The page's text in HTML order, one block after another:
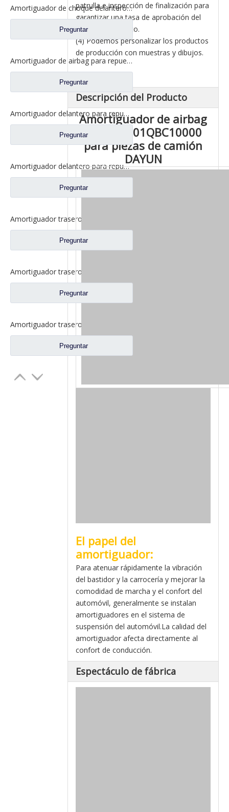
Amortiguador de choque delantero del airbag para los recambios 50H08-01028 del camión CAMC
Preguntar
Amortiguador de airbag para repuestos de camiones BPW 1V8619
Preguntar
Amortiguador delantero para repuestos de camiones CAMC 50H08-01028A
Preguntar
Amortiguador delantero para repuestos de camiones CAMC 50A-05014
Preguntar
Preguntar
Preguntar
Preguntar
patrulla e inspección de finalización para
garantizar una tasa de aprobación del
100% del producto.
(4) Podemos personalizar los productos
de producción con muestras y dibujos.
Descripción del Producto
Amortiguador de airbag
trasero 501QBC10000
para piezas de camión
DAYUN
El papel del
amortiguador:
Para atenuar rápidamente la vibración
del bastidor y la carrocería y mejorar la
comodidad de marcha y el confort del
automóvil, generalmente se instalan
amortiguadores en el sistema de
suspensión del automóvil.La calidad del
amortiguador afecta directamente al
confort de conducción.
Espectáculo de fábrica